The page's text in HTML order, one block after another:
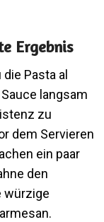
Ergebnis
Pasta al
langsam
zu
dem Servieren
ein paar
den
würzige